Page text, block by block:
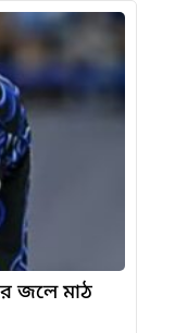
জলে মাঠ